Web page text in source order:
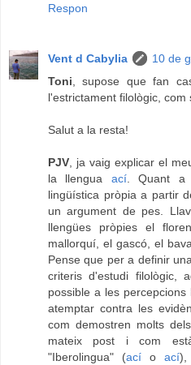
Respon
Vent d Cabylia
10 de
Toni , supose que fan
l'estrictament filològic, com
Salut a la resta!
PJV , ja vaig explicar el
la llengua ací. Quant a
lingüística pròpia a partir
un argument de pes.
llengües pròpies el
mallorquí, el gascó, el
Pense que per a definir
criteris d'estudi filològic,
possible a les
atemptar contra les
com demostren molts
mateix post i com
"Iberolingua" (ací o ací),